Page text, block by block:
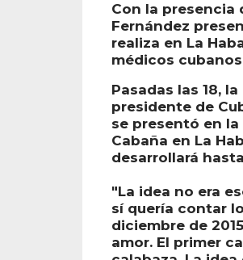
Con la presencia
Fernández
realiza en La
médicos
Pasadas las 18,
presidente de
se presentó en
Cabaña en La
desarrollará
"La idea no era
sí quería contar
diciembre de
amor. El primer